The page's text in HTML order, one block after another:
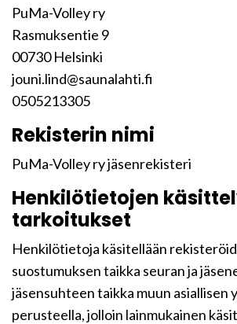
PuMa-Volley ry
Rasmuksentie 9
00730 Helsinki
jouni.lind@saunalahti.fi
0505213305
Rekisterin nimi
PuMa-Volley ry jäsenrekisteri
Henkilötietojen
tarkoitukset
Henkilötietoja käsitellään
suostumuksen taikka seuran ja
jäsensuhteen taikka muun asiallisen
perusteella, jolloin lainmukainen